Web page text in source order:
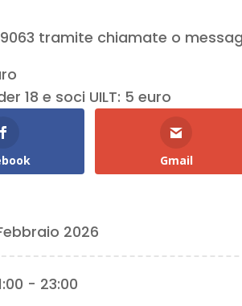
tramite chiamate o
18 e soci UILT: 5 euro
Gmail
2026
- 23:00